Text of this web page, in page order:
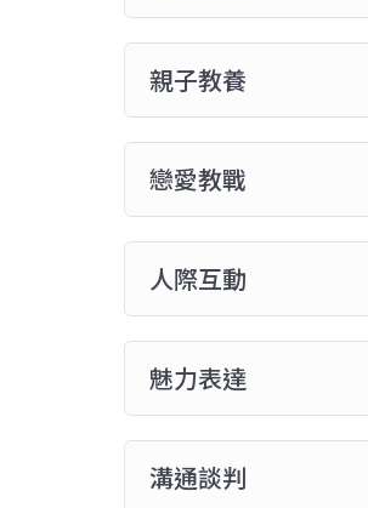
親子教養
戀愛教戰
人際互動
魅力表達
溝通談判